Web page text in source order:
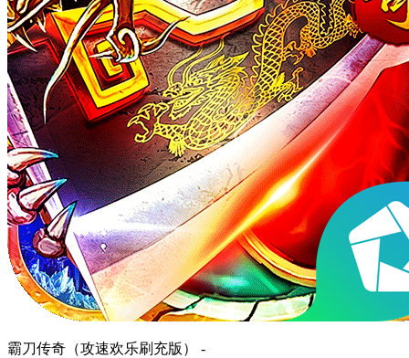
霸刀传奇（攻速欢乐刷充版） -